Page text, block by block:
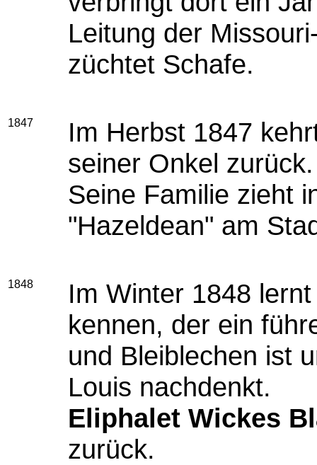
Leitung der
züchtet Schafe.
1847
Im Herbst 1847
seiner Onkel zurück.
Seine Familie zieht
"Hazeldean" am
1848
Im Winter 1848
kennen, der ein
und Bleiblechen ist
Louis nachdenkt.
Eliphalet Wickes
zurück.